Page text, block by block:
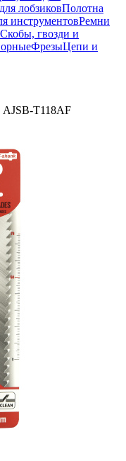
лобзиковПолотна
инструментовРемни
Скобы, гвозди и
ФрезыЦепи и
AJSB-T118AF